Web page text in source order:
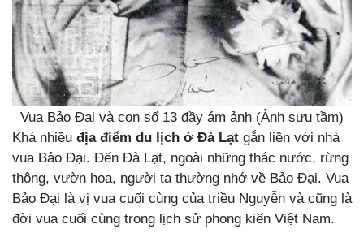
Vua Bảo Đại và con số 13 đầy ám ảnh (Ảnh sưu tầm)
Khá nhiều địa điểm du lịch ở Đà Lạt gắn liền với nhà
vua Bảo Đại. Đến Đà Lạt, ngoài những thác nước, rừng
thông, vườn hoa, người ta thường nhớ về Bảo Đại. Vua
Bảo Đại là vị vua cuối cùng của triều Nguyễn và cũng là
đời vua cuối cùng trong lịch sử phong kiến Việt Nam.